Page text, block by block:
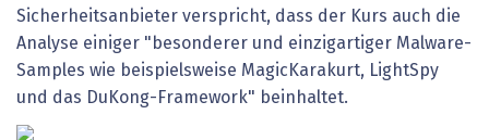
Sicherheitsanbieter verspricht, dass der Kurs auch die
Analyse einiger "besonderer und einzigartiger Malware-
Samples wie beispielsweise MagicKarakurt, LightSpy
und das DuKong-Framework" beinhaltet.